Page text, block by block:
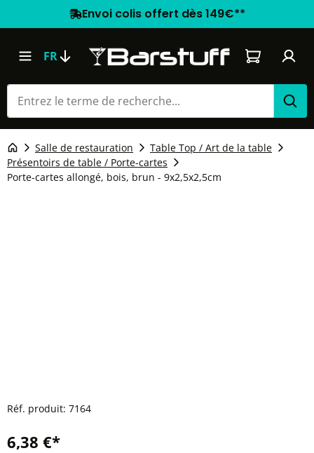
Envoi colis offert dès 149€**
FR Le panier
Salle de restauration
Table Top / Art de la table
Présentoirs de table / Porte-cartes
Porte-cartes allongé, bois, brun - 9x2,5x2,5cm
Réf. produit: 7164
6,38 €*